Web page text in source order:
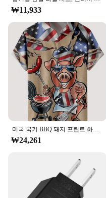
₩11,933
미국 국기 BBQ 돼지 프린트 하와이 휴가 캐주얼 셔츠, 플러스 사이즈 남성 패션 라펠, 여름 휴가 캐주얼 의류
₩24,261